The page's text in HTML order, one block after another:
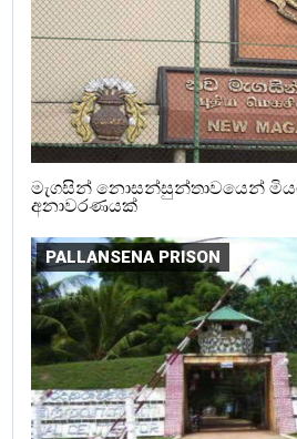
මැගසින් නොසන්සුන්තාවයෙන්
අනාවරණයක්
PALLANSENA PRISON